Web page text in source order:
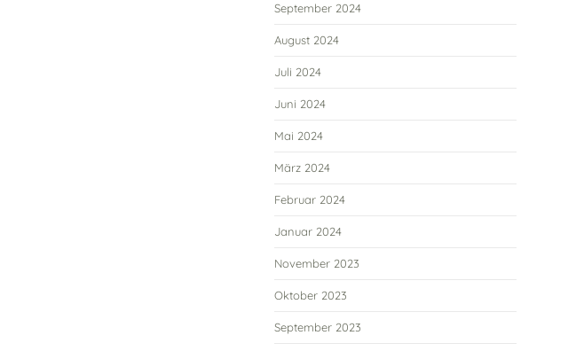
September 2024
August 2024
Juli 2024
Juni 2024
Mai 2024
März 2024
Februar 2024
Januar 2024
November 2023
Oktober 2023
September 2023